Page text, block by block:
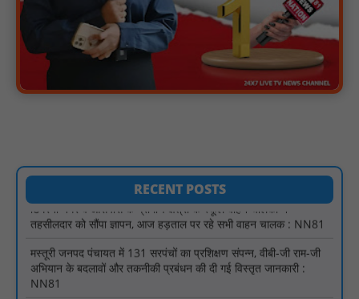
RECENT POSTS
सोलर हाई मास्ट से रोशन हो रहे वनांचल के गांव, नियद नेल्लानार ग्रामों में बढ़ी
सुरक्षा और सुविधा : NN81
सरस्वती साइकिल योजना के तहत 18 छात्राओं को साइकिल वितरण, 'एक पेड़
माँ के नाम' अभियान में हुआ वृक्षारोपण : NN81
तहसीलदार को सौंपा ज्ञापन, आज हड़ताल पर रहे सभी वाहन चालक : NN81
मस्तूरी जनपद पंचायत में 131 सरपंचों का प्रशिक्षण संपन्न, वीबी-जी राम-जी
अभियान के बदलावों और तकनीकी प्रबंधन की दी गई विस्तृत जानकारी :
NN81
हरिनगर में सीसी इंटरलॉकिंग सड़क निर्माण कार्य का विधायक ललित यादव ने
किया उद्घाटन : NN81